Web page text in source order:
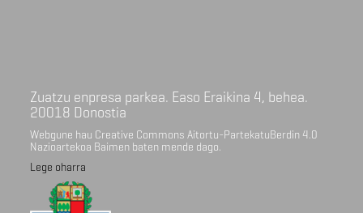
Zuatzu enpresa parkea. Easo Eraikina 4, behea.
20018 Donostia
Webgune hau Creative Commons Aitortu-PartekatuBerdin 4.0
Nazioartekoa Baimen baten mende dago.
Lege oharra